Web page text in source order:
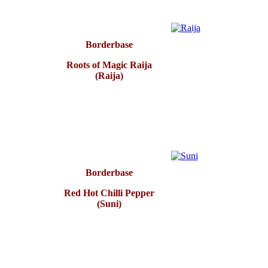
Borderbase
Roots of Magic Raija
(Raija)
Borderbase
Red Hot Chilli Pepper
(Suni)